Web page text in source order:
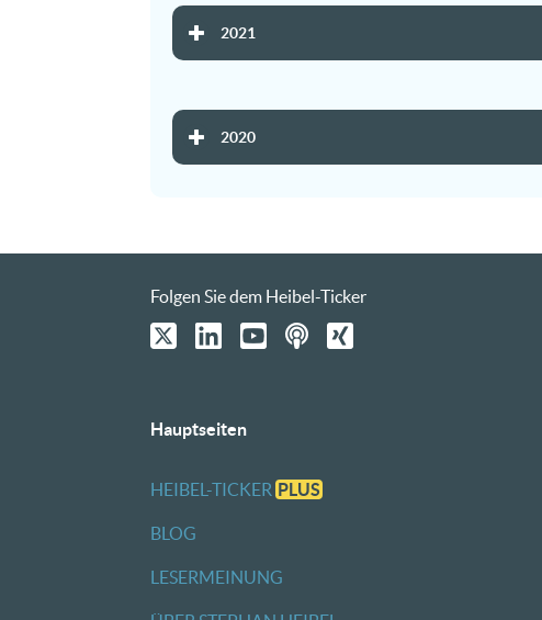
2021
2020
Folgen Sie dem Heibel-Ticker
Hauptseiten
HEIBEL-TICKER PLUS
BLOG
LESERMEINUNG